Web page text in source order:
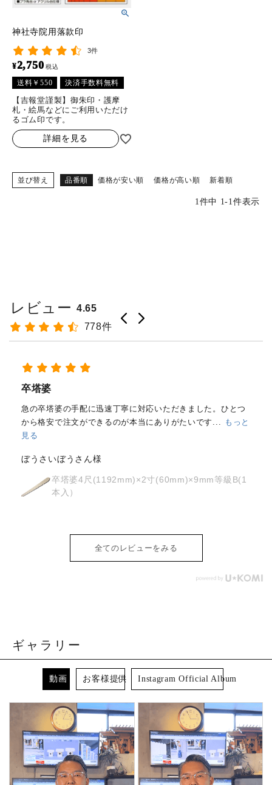
ご利用ガイド
お問い合わせ
よみもの
ご購入履歴・再注文
プライバシーポリシー
神社寺院用落款印
3件
¥2,750 税込
送料￥550 決済手数料無料
【吉報堂謹製】御朱印・護摩
札・絵馬などにご利用いただけ
るゴム印です。
詳細を見る
並び替え 品番順 価格が安い順 価格が高い順 新着順
1件中 1-1件表示
レビュー 4.65
778件
の手配に迅速丁寧に対応いただきました。ひとつ
注文ができるのが本当にありがたいです...もっと
うさん様
塔婆4尺(1192mm)×2寸(60mm)×9mm等級B(1
はじめて注文
全てのレビューをみる
ギャラリー
動画 お客様提供 Instagram Official Album